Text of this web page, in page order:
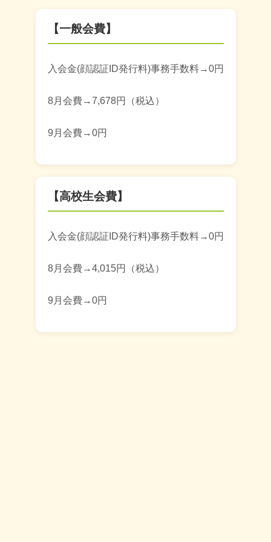
【一般会費】
入会金(顔認証ID発行料)事務手数料→0円
8月会費→7,678円（税込）
9月会費→0円
【高校生会費】
入会金(顔認証ID発行料)事務手数料→0円
8月会費→4,015円（税込）
9月会費→0円